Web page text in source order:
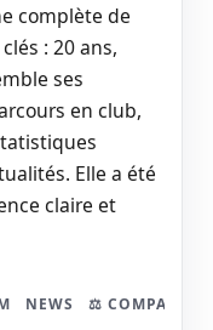
complète de
: 20 ans,
ses
en club,
Elle a été
claire et
NEWS ⚖️ COMPARER